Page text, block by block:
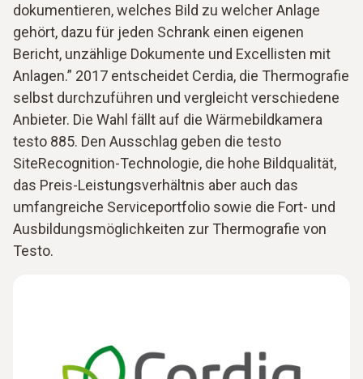
dokumentieren, welches Bild zu welcher Anlage
gehört, dazu für jeden Schrank einen eigenen
Bericht, unzählige Dokumente und Excellisten mit
Anlagen.” 2017 entscheidet Cerdia, die Thermografie
selbst durchzuführen und vergleicht verschiedene
Anbieter. Die Wahl fällt auf die Wärmebildkamera
testo 885. Den Ausschlag geben die testo
SiteRecognition-Technologie, die hohe Bildqualität,
das Preis-Leistungsverhältnis aber auch das
umfangreiche Serviceportfolio sowie die Fort- und
Ausbildungsmöglichkeiten zur Thermografie von
Testo.